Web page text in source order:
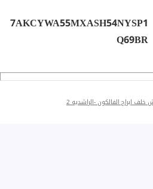
7AKCYWA55MXASH54NYSP1
Q69BR
ابراج الفالكون -الراشديه 2